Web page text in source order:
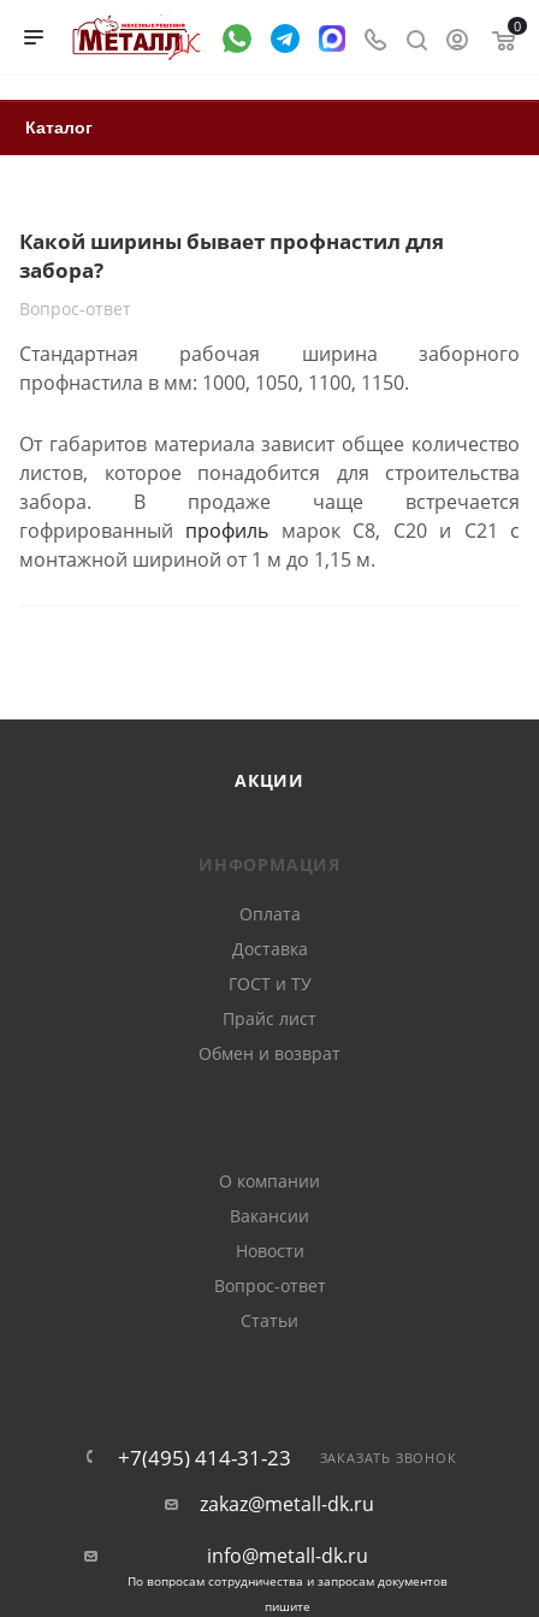
0
Каталог
Какой ширины бывает профнастил для
забора?
Вопрос-ответ
Стандартная рабочая ширина заборного
профнастила в мм: 1000, 1050, 1100, 1150.
От габаритов материала зависит общее количество
листов, которое понадобится для строительства
забора. В продаже чаще встречается
гофрированный профиль марок С8, С20 и С21 с
монтажной шириной от 1 м до 1,15 м.
АКЦИИ
ИНФОРМАЦИЯ
Оплата
Доставка
ГОСТ и ТУ
Прайс лист
Обмен и возврат
О компании
Вакансии
Новости
Вопрос-ответ
Статьи
+7(495) 414-31-23 ЗАКАЗАТЬ ЗВОНОК
zakaz@metall-dk.ru
info@metall-dk.ru
По вопросам сотрудничества и запросам документов
пишите